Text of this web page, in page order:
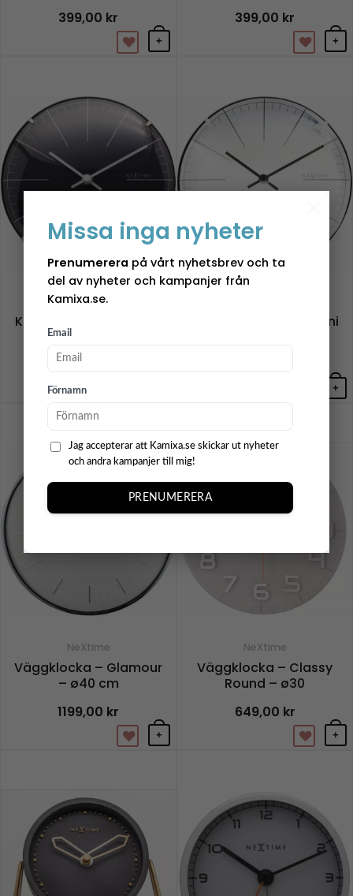
Missa inga nyheter
Prenumerera på vårt nyhetsbrev och ta
del av nyheter och kampanjer från
Kamixa.se.
Email
Förnamn
Jag accepterar att Kamixa.se skickar ut nyheter
och andra kampanjer till mig!
PRENUMERERA
399,00 kr
+
399,00 kr
+
NeXtime
Klocka – Big Stripe Mini
Dome – ø20 cm
269,00
Klocka – Big Stripe Mini
kr
+
NeXtime
Väggklocka – Glamour
– ø40 cm
1199,00 kr
+
NeXtime
Väggklocka – Classy
Round – ø30
649,00 kr
+